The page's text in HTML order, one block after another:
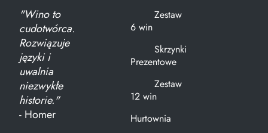
"Wino to
cudotwórca.
Rozwiązuje
języki i
uwalnia
niezwykłe
historie."
- Homer
Zestaw
6 win
Skrzynki
Prezentowe
Zestaw
12 win
Hurtownia